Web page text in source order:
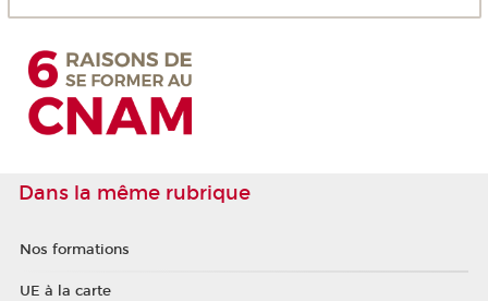
Dans la même rubrique
Nos formations
UE à la carte